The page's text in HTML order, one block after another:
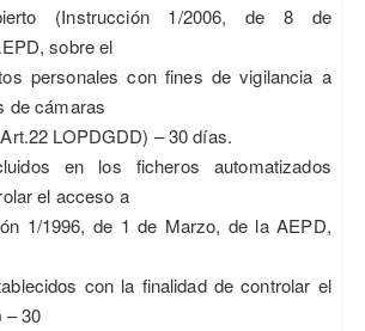
(Instrucción 1/2006, de 8 de
sobre el
personales con fines de vigilancia a
de cámaras
LOPDGDD) – 30 días.
en los ficheros automatizados
el acceso a
1/1996, de 1 de Marzo, de la AEPD,
con la finalidad de controlar el
– 30